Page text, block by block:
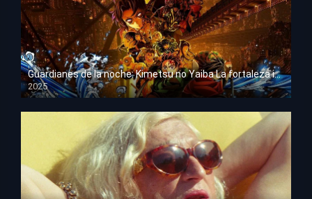
Guardianes de la noche: Kimetsu no Yaiba La fortaleza infinita
2025
HD 1080p